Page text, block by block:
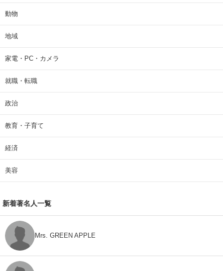
動物
地域
家電・PC・カメラ
就職・転職
政治
教育・子育て
経済
美容
新着著名人一覧
Mrs. GREEN APPLE